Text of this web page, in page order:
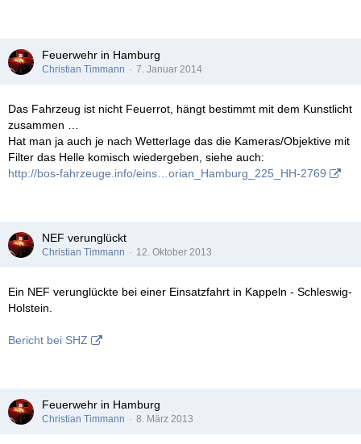
Feuerwehr in Hamburg
Christian Timmann 7. Januar 2014
Das Fahrzeug ist nicht Feuerrot, hängt bestimmt mit dem Kunstlicht
zusammen …
Hat man ja auch je nach Wetterlage das die Kameras/Objektive mit
Filter das Helle komisch wiedergeben, siehe auch:
http://bos-fahrzeuge.info/eins…orian_Hamburg_225_HH-2769
NEF verunglückt
Christian Timmann 12. Oktober 2013
Ein NEF verunglückte bei einer Einsatzfahrt in Kappeln - Schleswig-
Holstein.
Bericht bei SHZ
Feuerwehr in Hamburg
Christian Timmann 8. März 2013